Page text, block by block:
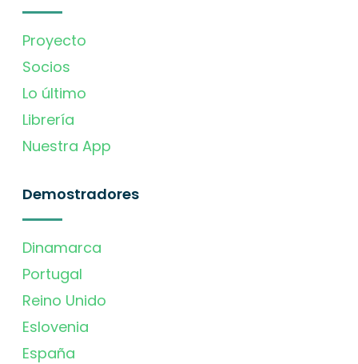
Proyecto
Socios
Lo último
Librería
Nuestra App
Demostradores
Dinamarca
Portugal
Reino Unido
Eslovenia
España